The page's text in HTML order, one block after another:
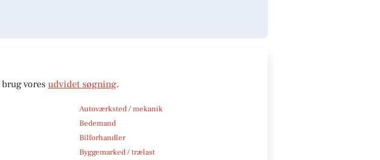
vores udvidet søgning.
Autoværksted / mekanik
Bedemand
Bilforhandler
Byggemarked / trælast